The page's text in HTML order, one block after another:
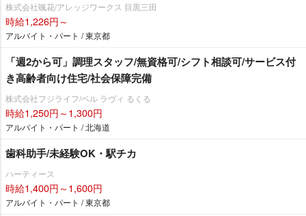
株式会社颯花/アレッジワークス 目黒三田
時給1,226円～
アルバイト・パート / 東京都
「週2から可」調理スタッフ/無資格可/シフト相談可/サービス付
き高齢者向け住宅/社会保障完備
株式会社フジライフ/ベル ラヴィ るくる
時給1,250円～1,300円
アルバイト・パート / 北海道
歯科助手/未経験OK・駅チカ
ハーティース
時給1,400円～1,600円
アルバイト・パート / 東京都